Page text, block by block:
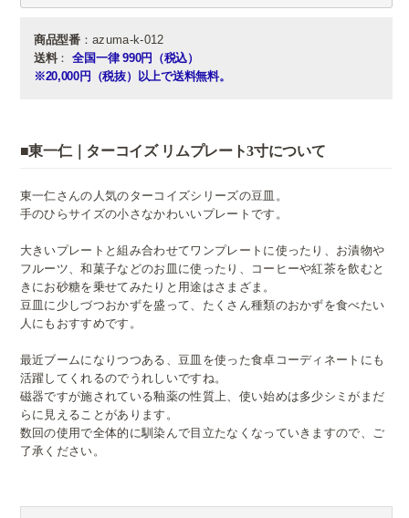
商品型番：azuma-k-012
送料： 全国一律 990円（税込）
※20,000円（税抜）以上で送料無料。
■東一仁｜ターコイズ リムプレート3寸について
東一仁さんの人気のターコイズシリーズの豆皿。
手のひらサイズの小さなかわいいプレートです。
大きいプレートと組み合わせてワンプレートに使ったり、 お漬物や
フルーツ、和菓子などのお皿に使ったり、
コーヒーや紅茶を飲むと
きにお砂糖を乗せてみたりと用途はさまざま。
豆皿に少しづつおかずを盛って、たくさん種類のおかずを食べたい
人にもおすすめです。
最近ブームになりつつある、 豆皿を使った食卓コーディネートにも
活躍してくれるのでうれしいですね。
磁器ですが施されている釉薬の性質上、使い始めは多少シミがまだ
らに見えることがあります。
数回の使用で全体的に馴染んで目立たなくなっていきますので、ご
了承ください。